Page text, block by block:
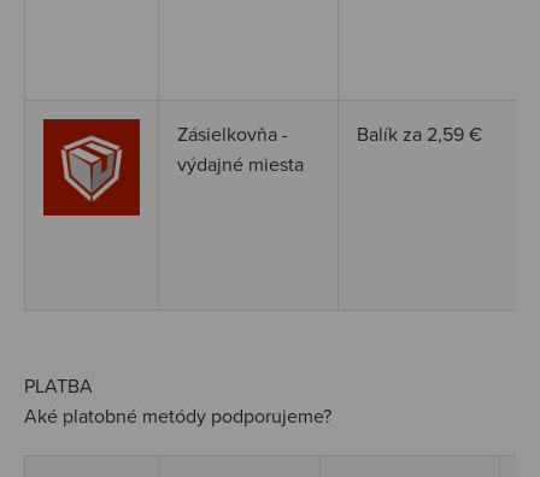
Zásielkovňa -
výdajné miesta
Balík za 2,59€
PLATBA
Aké platobné metódy podporujeme?